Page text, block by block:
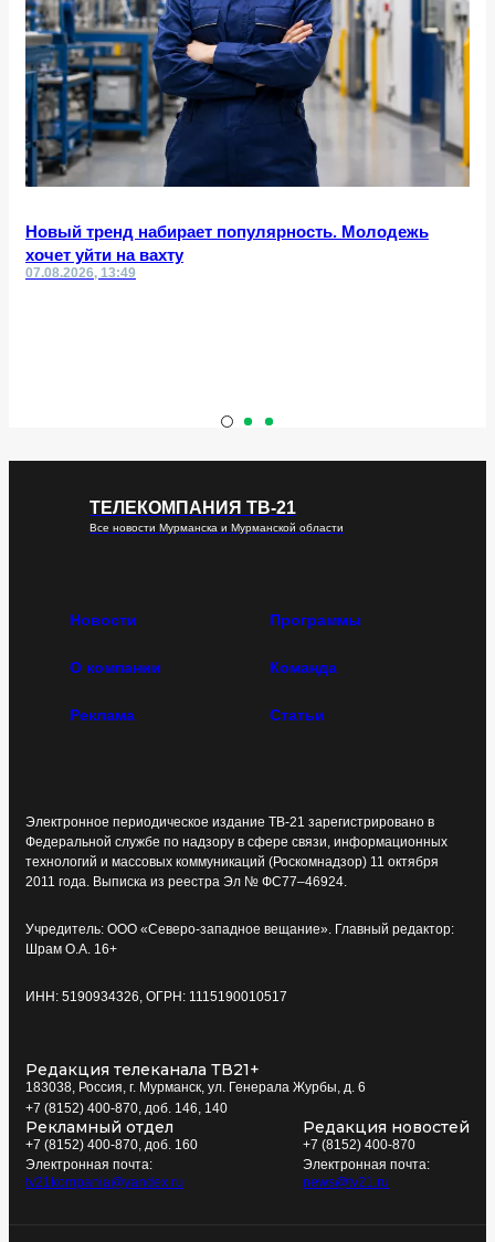
Новый тренд набирает популярность. Молодежь
хочет уйти на вахту
07.08.2026, 13:49
ТЕЛЕКОМПАНИЯ ТВ-21
Все новости Мурманска и Мурманской области
Новости Программы
О компании Команда
Реклама Статьи
Электронное периодическое издание ТВ-21 зарегистрировано в
Федеральной службе по надзору в сфере связи, информационных
технологий и массовых коммуникаций (Роскомнадзор) 11 октября
2011 года. Выписка из реестра Эл № ФС77–46924.
Учредитель: ООО «Северо-западное вещание». Главный редактор:
Шрам О.А. 16+
ИНН: 5190934326, ОГРН: 1115190010517
Редакция телеканала ТВ21+
183038, Россия, г. Мурманск, ул. Генерала Журбы, д. 6
+7 (8152) 400-870, доб. 146, 140
Рекламный отдел
+7 (8152) 400-870, доб. 160
Электронная почта:
tv21kompania@yandex.ru
Редакция новостей
+7 (8152) 400-870
Электронная почта:
news@tv21.ru